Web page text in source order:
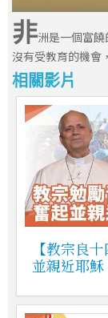
非洲是一個富
沒有受教育的機會
相關影片
【教宗良
並親近耶穌